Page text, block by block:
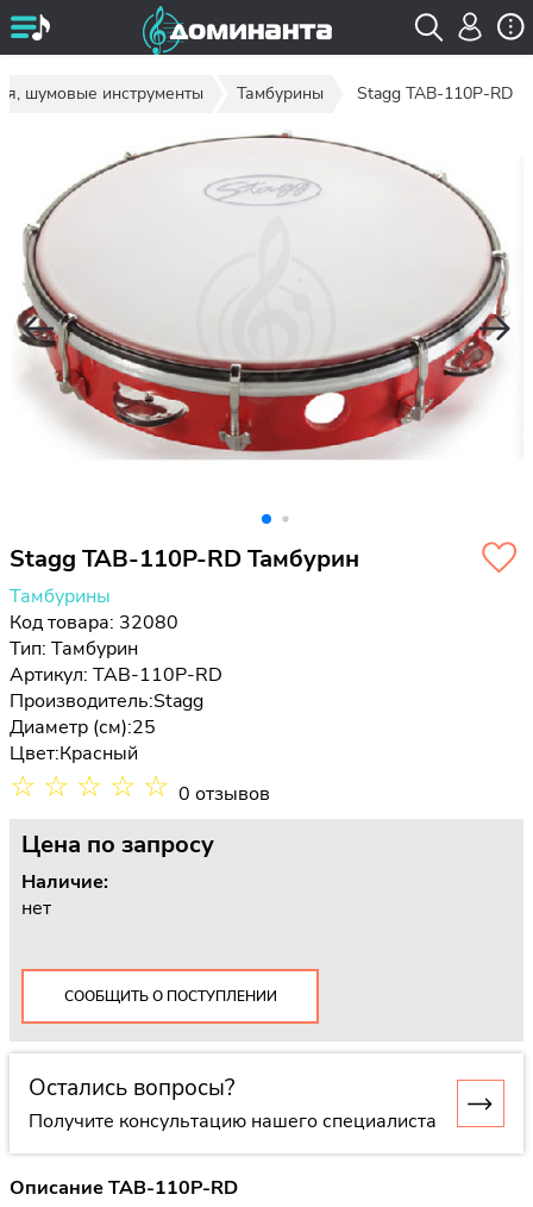
шумовые инструменты Тамбурины Stagg TAB-110P-RD
Stagg TAB-110P-RD Тамбурин
Тамбурины
Код товара: 32080
Тип: Тамбурин
Артикул: TAB-110P-RD
Производитель:Stagg
Диаметр (см):25
Цвет:Красный
☆ ☆ ☆ ☆ ☆ 0 отзывов
Цена по запросу
Наличие:
нет
СООБЩИТЬ О ПОСТУПЛЕНИИ
Остались вопросы?
Получите консультацию нашего специалиста
Описание TAB-110P-RD